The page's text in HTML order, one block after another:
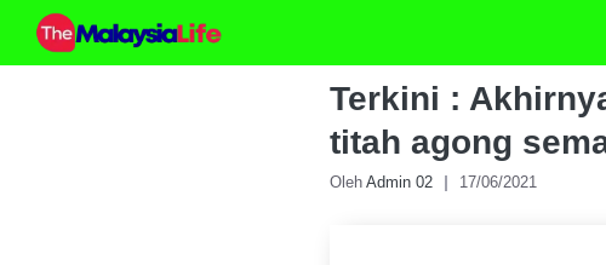
Skip
Terkini :
titah agong
Oleh Admin 02 17/06/2021